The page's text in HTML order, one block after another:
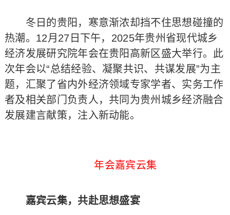
冬日的贵阳，寒意渐浓却挡不住思想碰撞的
热潮。12月27日下午，2025年贵州省现代城乡
经济发展研究院年会在贵阳高新区盛大举行。此
次年会以“总结经验、凝聚共识、共谋发展”为主
题，汇聚了省内外经济领域专家学者、实务工作
者及相关部门负责人，共同为贵州城乡经济融合
发展建言献策，注入新动能。
年会嘉宾云集
嘉宾云集，共赴思想盛宴